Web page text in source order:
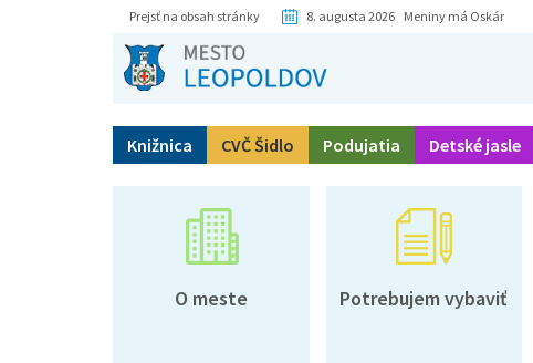
Prejsť na obsah stránky 8. augusta 2026 Meniny má Oskár
Knižnica CVČ Šidlo Podujatia Detské jasle
O meste Potrebujem vybaviť